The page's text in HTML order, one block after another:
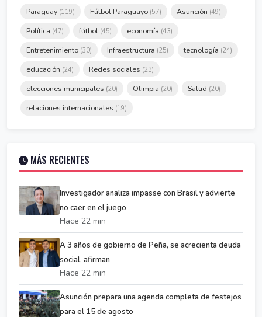
Paraguay (119) Fútbol Paraguayo (57) Asunción (49)
Política (47) fútbol (45) economía (43)
Entretenimiento (30) Infraestructura (25) tecnología (24)
educación (24) Redes sociales (23)
elecciones municipales (20) Olimpia (20) Salud (20)
relaciones internacionales (19)
MÁS RECIENTES
Investigador analiza impasse con Brasil y advierte
no caer en el juego
Hace 22 min
A 3 años de gobierno de Peña, se acrecienta deuda
social, afirman
Hace 22 min
Asunción prepara una agenda completa de festejos
para el 15 de agosto